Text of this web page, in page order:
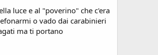
luce e al "poverino" che c'era
o vado dai carabinieri
ma ti portano